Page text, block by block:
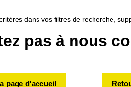
dans vos filtres de recherche,
pas à nous
page d'accueil